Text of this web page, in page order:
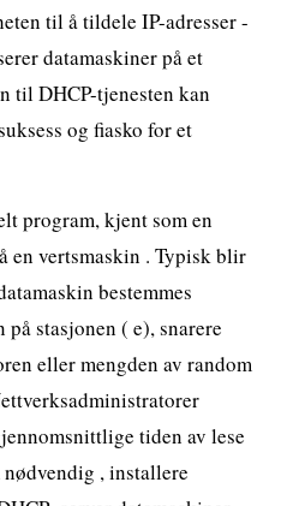
til å tildele IP-adresser -
datamaskiner på et
til DHCP-tjenesten kan
og fiasko for et
program, kjent som en
en vertsmaskin . Typisk blir
bestemmes
stasjonen ( e), snarere
eller mengden av random
tiden av lese
, installere